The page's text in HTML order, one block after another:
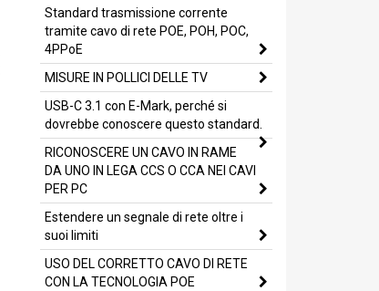
Standard trasmissione corrente
tramite cavo di rete POE, POH, POC,
4PPoE
MISURE IN POLLICI DELLE TV
USB-C 3.1 con E-Mark, perché si
dovrebbe conoscere questo standard.
RICONOSCERE UN CAVO IN RAME
DA UNO IN LEGA CCS O CCA NEI CAVI
PER PC
Estendere un segnale di rete oltre i
suoi limiti
USO DEL CORRETTO CAVO DI RETE
CON LA TECNOLOGIA POE